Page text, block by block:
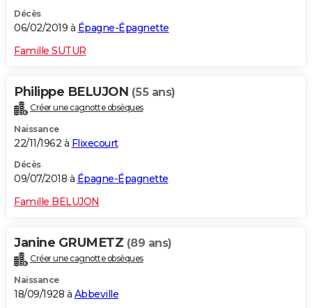
Décès
06/02/2019 à Épagne-Épagnette
Famille SUTUR
Philippe BELUJON (55 ans)
Créer une cagnotte obsèques
Naissance
22/11/1962 à Flixecourt
Décès
09/07/2018 à Épagne-Épagnette
Famille BELUJON
Janine GRUMETZ (89 ans)
Créer une cagnotte obsèques
Naissance
18/09/1928 à Abbeville